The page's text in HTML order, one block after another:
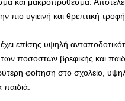
υγιεινή και θρεπτική τροφή.
επίσης υψηλή
ποσοστών βρεφικής και
φοίτηση στο σχολείο,